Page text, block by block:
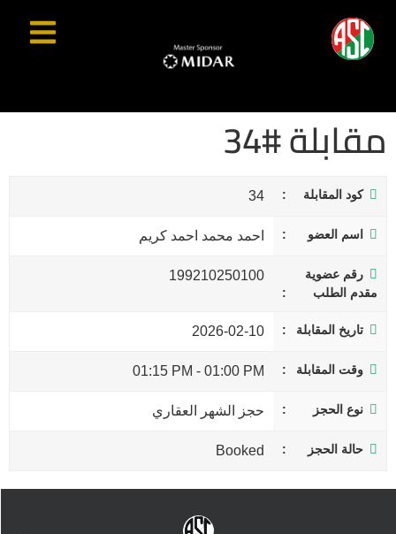
مقابلة #34
كود المقابلة 34
اسم العضو احمد محمد احمد كريم
رقم عضوية
مقدم الطلب
199210250100
تاريخ المقابلة 2026-02-10
وقت المقابلة 01:00 PM
-
01:15 PM
نوع الحجز حجز الشهر العقاري
حالة الحجز Booked